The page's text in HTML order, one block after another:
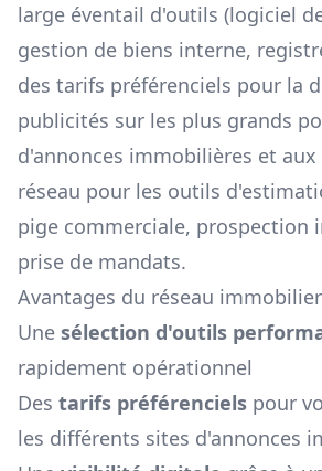
large éventail d'outils (logiciel
gestion de biens interne,
des tarifs préférenciels pour la
publicités sur les plus grands
d'annonces immobilières et
réseau pour les outils
pige commerciale, prospection
prise de mandats.
Avantages du réseau
Une sélection d'outils
rapidement opérationnel
Des tarifs préférenciels pour
les différents sites d'annonces